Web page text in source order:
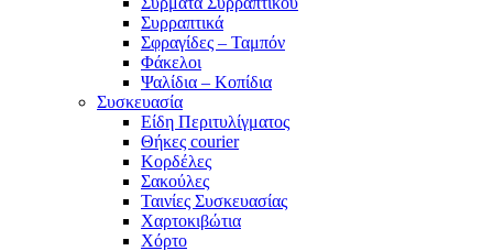
Συρραπτικά
Σφραγίδες – Ταμπόν
Φάκελοι
Ψαλίδια – Κοπίδια
Συσκευασία
Είδη Περιτυλίγματος
Θήκες courier
Κορδέλες
Σακούλες
Ταινίες Συσκευασίας
Χαρτοκιβώτια
Χόρτο